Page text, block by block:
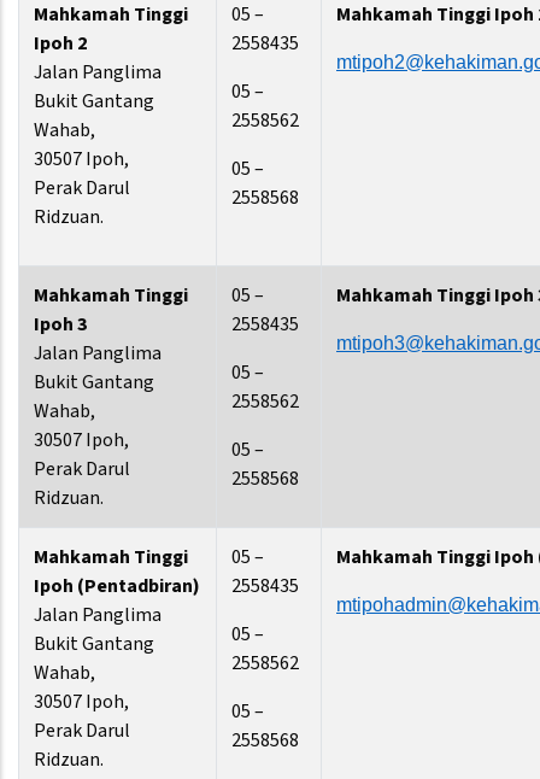
Mahkamah Tinggi
Ipoh 2
Jalan Panglima
Bukit Gantang
Wahab,
30507 Ipoh,
Perak Darul
Ridzuan.
05 –
2558435
05 –
2558562
05 –
2558568
Mahkamah Tinggi Ipoh
Mahkamah Tinggi
Ipoh 3
Jalan Panglima
Bukit Gantang
Wahab,
30507 Ipoh,
Perak Darul
Ridzuan.
05 –
2558435
05 –
2558562
05 –
2558568
Mahkamah Tinggi Ipoh
Mahkamah Tinggi
Ipoh (Pentadbiran)
Jalan Panglima
Bukit Gantang
Wahab,
30507 Ipoh,
Perak Darul
Ridzuan.
05 –
2558435
05 –
2558562
05 –
2558568
Mahkamah Tinggi